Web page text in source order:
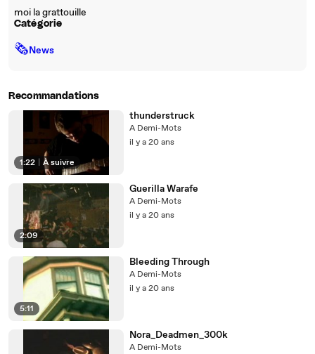
moi la grattouille
Catégorie
🗞News
Recommandations
1:22 À suivre
thunderstruck
A Demi-Mots
il y a 20 ans
2:09
Guerilla Warafe
A Demi-Mots
il y a 20 ans
5:11
Bleeding Through
A Demi-Mots
il y a 20 ans
Nora_Deadmen_300k
A Demi-Mots